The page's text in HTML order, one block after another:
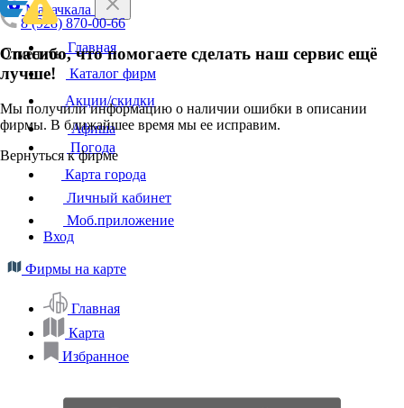
8 (928) 870-00-66
Отменить
Спасибо, что помогаете сделать наш сервис ещё
лучше!
Мы получили информацию о наличии ошибки в описании
фирмы. В ближайшее время мы ее исправим.
Вернуться к фирме
Махачкала
Главная
Каталог фирм
Акции/скидки
Афиша
Погода
Карта города
Личный кабинет
Моб.приложение
Вход
Фирмы на карте
Главная
Карта
Избранное